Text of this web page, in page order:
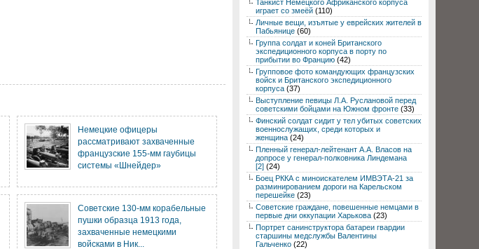
Немецкие офицеры
рассматривают захваченные
французские 155-мм гаубицы
системы «Шнейдер»
Советские 130-мм корабельные
пушки образца 1913 года,
захваченные немецкими
войсками в Ник...
Танкист Немецкого Африканского корпуса
играет со змеёй (110)
Личные вещи, изъятые у еврейских жителей в
Пабьянице (60)
Группа солдат и коней Британского
экспедиционного корпуса в порту по
прибытии во Францию (42)
Групповое фото командующих французских
войск и Британского экспедиционного
корпуса (37)
Выступление певицы Л.А. Руслановой перед
советскими бойцами на Южном фронте (33)
Финский солдат сидит у тел убитых советских
военнослужащих, среди которых и
женщина (24)
Пленный генерал-лейтенант А.А. Власов на
допросе у генерал-полковника Линдемана
[2] (24)
Боец РККА с миноискателем ИМВЭТА-21 за
разминированием дороги на Карельском
перешейке (23)
Советские граждане, повешенные немцами в
первые дни оккупации Харькова (23)
Портрет санинструктора батареи гвардии
старшины медслужбы Валентины
Гальченко (22)